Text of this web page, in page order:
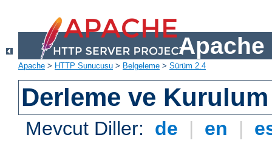
Apache
Apache > HTTP Sunucusu > Belgeleme > Sürüm 2.4
Derleme ve Kurulum
Mevcut Diller: de | en |